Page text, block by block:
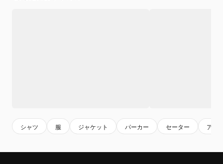
シャツ 服 ジャケット パーカー セーター アパ